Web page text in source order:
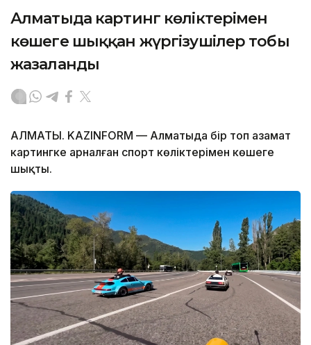
Алматыда картинг көліктерімен
көшеге шыққан жүргізушілер тобы
жазаланды
АЛМАТЫ. KAZINFORM — Алматыда бір топ азамат
картингке арналған спорт көліктерімен көшеге
шықты.